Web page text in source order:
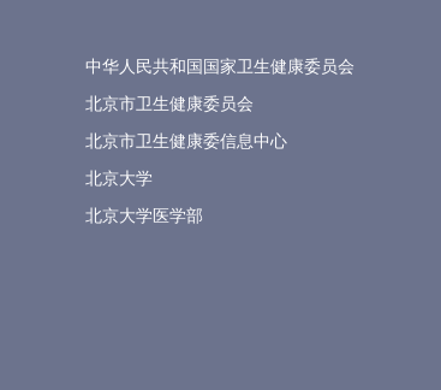
中华人民共和国国家卫生健康委员会
北京市卫生健康委员会
北京市卫生健康委信息中心
北京大学
北京大学医学部